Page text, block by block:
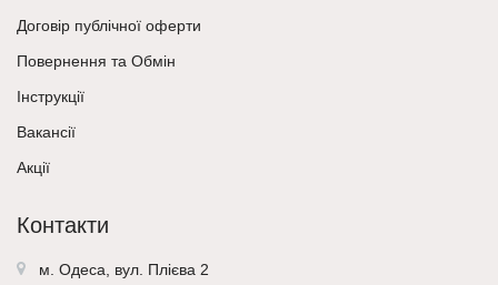
Договір публічної оферти
Повернення та Обмін
Інструкції
Вакансії
Акції
Контакти
м. Одеса, вул. Плієва 2